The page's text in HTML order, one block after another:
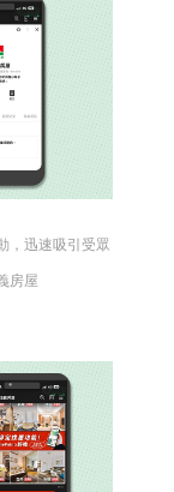
，迅速吸引受眾
房屋